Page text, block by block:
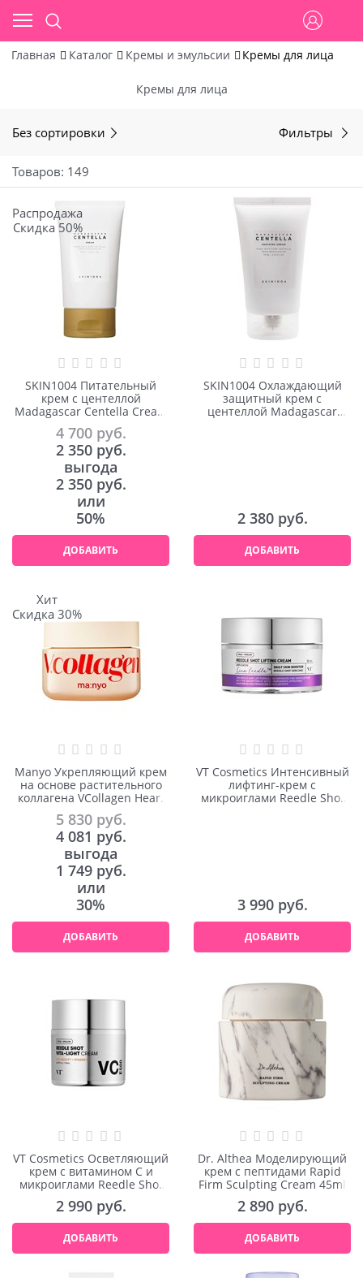
Главная Каталог Кремы и эмульсии Кремы для лица
Кремы для лица
Без сортировки Фильтры
Товаров: 149
Распродажа
Скидка 50%
SKIN1004 Питательный
крем с центеллой
Madagascar Centella Cream
75ml
4 700 руб.
2 350 руб.
выгода
2 350 руб.
или
50%
ДОБАВИТЬ
SKIN1004 Охлаждающий
защитный крем с
центеллой Madagascar
2 380 руб.
ДОБАВИТЬ
Хит
Скидка 30%
Manyo Укрепляющий крем
на основе растительного
коллагена VCollagen Heart
Fit Multi Cream 50ml
5 830 руб.
4 081 руб.
выгода
1 749 руб.
или
30%
ДОБАВИТЬ
VT Cosmetics Интенсивный
лифтинг-крем с
микроиглами Reedle Shot
3 990 руб.
ДОБАВИТЬ
VT Cosmetics Осветляющий
крем с витамином С и
микроиглами Reedle Shot
Vita-Light Cream 50ml
2 990 руб.
ДОБАВИТЬ
Dr. Althea Моделирующий
крем с пептидами Rapid
Firm Sculpting Cream 45ml
2 890 руб.
ДОБАВИТЬ